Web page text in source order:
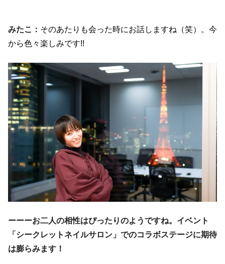
みたこ： そのあたりも会った時にお話しますね（笑）。今
から色々楽しみです!!
ーーーお二人の相性はぴったりのようですね。イベント
「シークレットネイルサロン」でのコラボステージに期待
は膨らみます！